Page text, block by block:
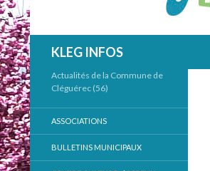
KLEG INFOS
Actualités de la Commune de
Cléguérec (56)
ASSOCIATIONS
BULLETINS MUNICIPAUX